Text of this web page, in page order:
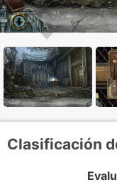
Clasificación